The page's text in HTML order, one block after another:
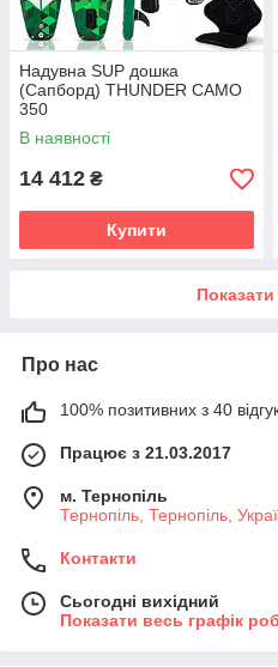
Надувна SUP дошка
(Сапборд) THUNDER CAMO
350
В наявності
14 412 ₴
Купити
Про нас
100% позитивних з 40
Працює з 21.03.2017
м. Тернопіль
Тернопіль, Тернопіль,
Контакти
Сьогодні вихідний
Показати весь графік